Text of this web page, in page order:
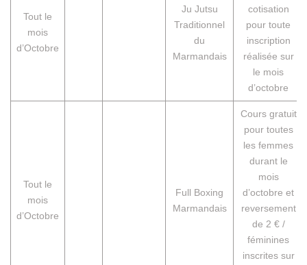
Tout le
mois
d’Octobre
Ju Jutsu
Traditionnel
du
Marmandais
cotisation
pour toute
inscription
réalisée sur
le mois
d’octobre
Tout le
mois
d’Octobre
Full Boxing
Marmandais
Cours gratuit
pour toutes
les femmes
durant le
mois
d’octobre et
reversement
de 2 € /
féminines
inscrites sur